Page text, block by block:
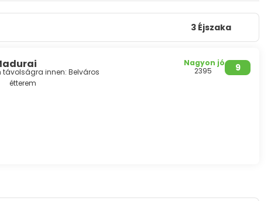
3 Éjszaka
távolságra innen: Belváros 9
Nagyon jó
2395
étterem